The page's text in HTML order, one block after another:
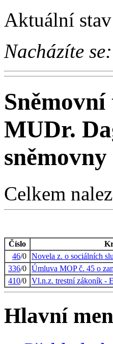
Aktuální
Nacházíte se:
MUDr.
Celkem
Číslo
46/0 Novela z. o sociálních
336/0 Úmluva MOP č. 45 o
410/0 Vl.n.z. trestní zákoník -
Hlavní